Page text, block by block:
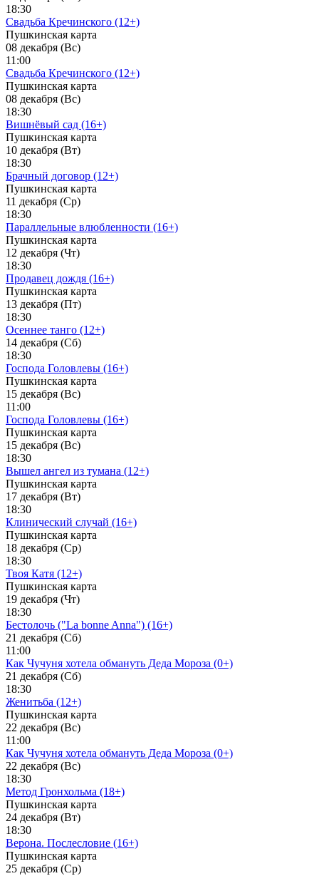
18:30
Свадьба Кречинского (12+)
Пушкинская карта
08 декабря (Вс)
11:00
Свадьба Кречинского (12+)
Пушкинская карта
08 декабря (Вс)
18:30
Вишнёвый сад (16+)
Пушкинская карта
10 декабря (Вт)
18:30
Брачный договор (12+)
Пушкинская карта
11 декабря (Ср)
18:30
Параллельные влюбленности (16+)
Пушкинская карта
12 декабря (Чт)
18:30
Продавец дождя (16+)
Пушкинская карта
13 декабря (Пт)
18:30
Осеннее танго (12+)
14 декабря (Сб)
18:30
Господа Головлевы (16+)
Пушкинская карта
15 декабря (Вс)
11:00
Господа Головлевы (16+)
Пушкинская карта
15 декабря (Вс)
18:30
Вышел ангел из тумана (12+)
Пушкинская карта
17 декабря (Вт)
18:30
Клинический случай (16+)
Пушкинская карта
18 декабря (Ср)
18:30
Твоя Катя (12+)
Пушкинская карта
19 декабря (Чт)
18:30
Бестолочь ("La bonne Anna") (16+)
21 декабря (Сб)
11:00
Как Чучуня хотела обмануть Деда Мороза (0+)
21 декабря (Сб)
18:30
Женитьба (12+)
Пушкинская карта
22 декабря (Вс)
11:00
Как Чучуня хотела обмануть Деда Мороза (0+)
22 декабря (Вс)
18:30
Метод Гронхольма (18+)
Пушкинская карта
24 декабря (Вт)
18:30
Верона. Послесловие (16+)
Пушкинская карта
25 декабря (Ср)